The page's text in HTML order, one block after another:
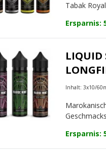
Tabak
Ersparnis:
LIQUID
Inhalt: 3x10/
Ersparnis: